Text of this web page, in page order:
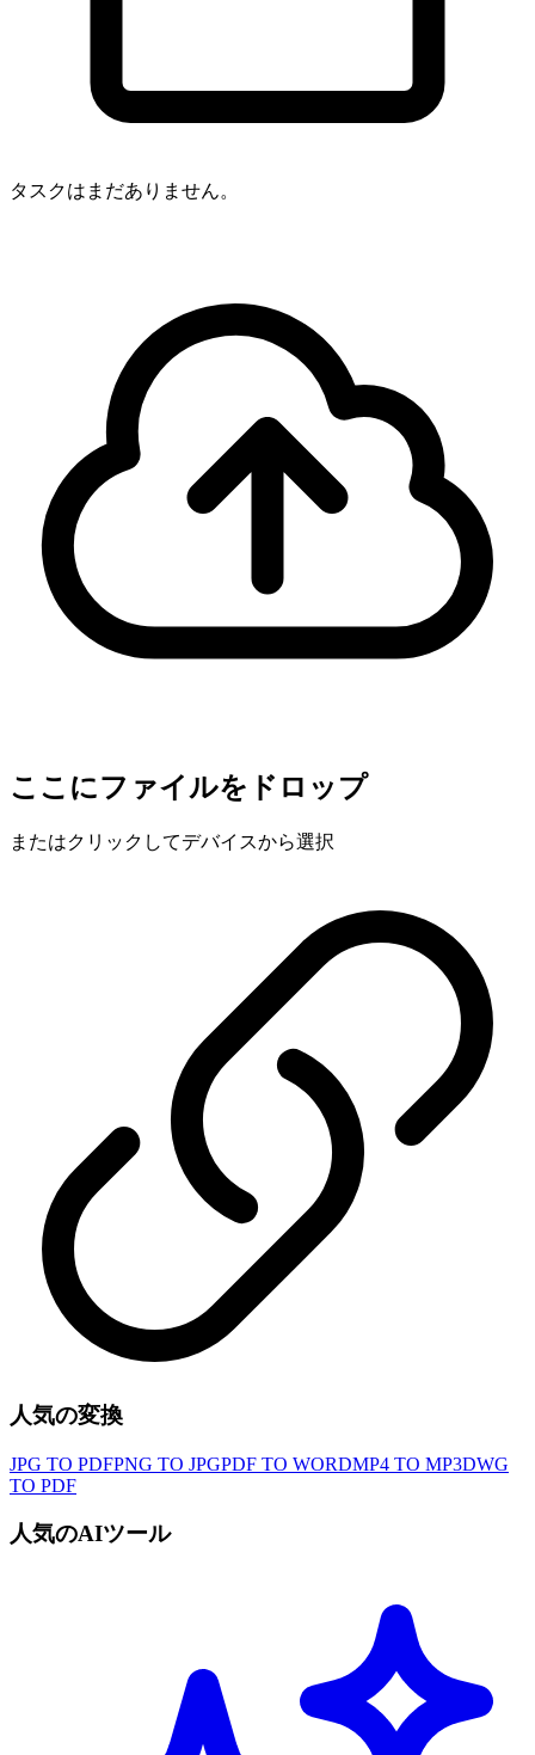
タスクはまだありません。
ここにファイルをドロップ
またはクリックしてデバイスから選択
人気の変換
JPG TO PDFPNG TO JPGPDF TO WORDMP4 TO MP3DWG
TO PDF
人気のAIツール